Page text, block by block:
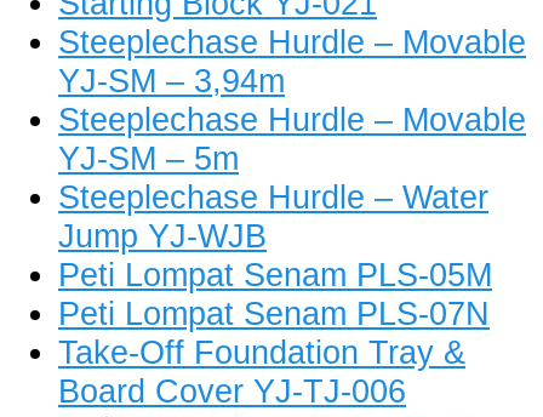
Steeplechase Hurdle – Movable
YJ-SM – 3,94m
Steeplechase Hurdle – Movable
YJ-SM – 5m
Steeplechase Hurdle – Water
Jump YJ-WJB
Peti Lompat Senam PLS-05M
Peti Lompat Senam PLS-07N
Take-Off Foundation Tray &
Board Cover YJ-TJ-006